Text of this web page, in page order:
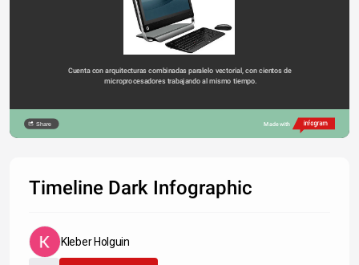
Cuenta con arquitecturas combinadas paralelo vectorial, con cientos de
microprocesadores trabajando al mismo tiempo.
Share Made with
Timeline Dark Infographic
Kleber Holguin